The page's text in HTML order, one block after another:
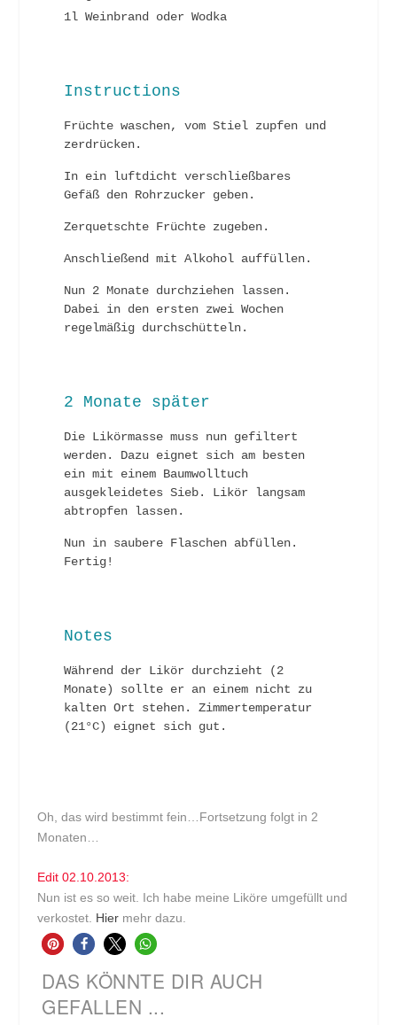
1l Weinbrand oder Wodka
Instructions
Früchte waschen, vom Stiel zupfen und
zerdrücken.
In ein luftdicht verschließbares
Gefäß den Rohrzucker geben.
Zerquetschte Früchte zugeben.
Anschließend mit Alkohol auffüllen.
Nun 2 Monate durchziehen lassen.
Dabei in den ersten zwei Wochen
regelmäßig durchschütteln.
2 Monate später
Die Likörmasse muss nun gefiltert
werden. Dazu eignet sich am besten
ein mit einem Baumwolltuch
ausgekleidetes Sieb. Likör langsam
abtropfen lassen.
Nun in saubere Flaschen abfüllen.
Fertig!
Notes
Während der Likör durchzieht (2
Monate) sollte er an einem nicht zu
kalten Ort stehen. Zimmertemperatur
(21°C) eignet sich gut.
Oh, das wird bestimmt fein…Fortsetzung folgt in 2
Monaten…
Edit 02.10.2013:
Nun ist es so weit. Ich habe meine Liköre umgefüllt und
verkostet. Hier mehr dazu.
DAS KÖNNTE DIR AUCH
GEFALLEN ...